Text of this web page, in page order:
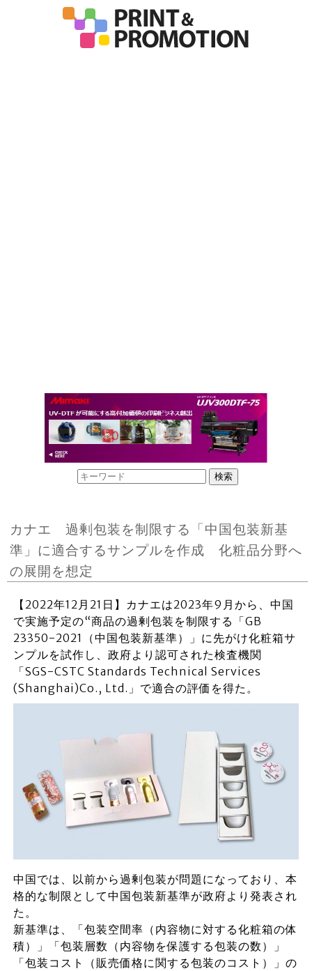
カナエ 過剰包装を制限する「中国包装新基
準」に適合するサンプルを作成 化粧品分野へ
の展開を想定
【2022年12月21日】カナエは2023年9月から、中国
で実施予定の“商品の過剰包装を制限する「GB
23350-2021（中国包装新基準）」に先がけ化粧箱サ
ンプルを試作し、政府より認可された検査機関
「SGS-CSTC Standards Technical Services
(Shanghai)Co., Ltd.」で適合の評価を得た。
中国では、以前から過剰包装が問題になっており、本
格的な制限として中国包装新基準が政府より発表され
た。
新基準は、「包装空間率（内容物に対する化粧箱の体
積）」「包装層数（内容物を保護する包装の数）」
「包装コスト（販売価格に関する包装のコスト）」の